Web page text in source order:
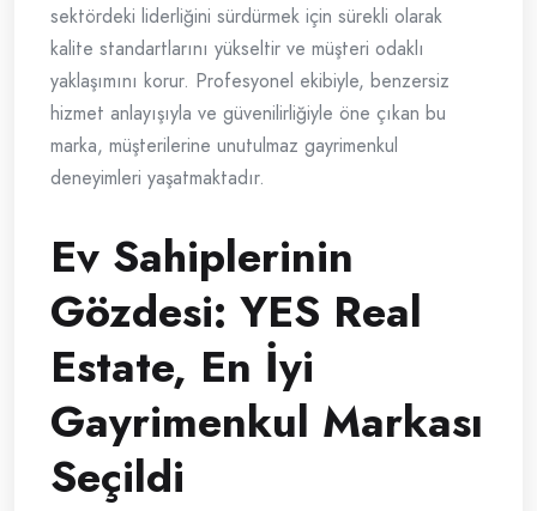
sektördeki liderliğini sürdürmek için sürekli olarak
kalite standartlarını yükseltir ve müşteri odaklı
yaklaşımını korur. Profesyonel ekibiyle, benzersiz
hizmet anlayışıyla ve güvenilirliğiyle öne çıkan bu
marka, müşterilerine unutulmaz gayrimenkul
deneyimleri yaşatmaktadır.
Ev Sahiplerinin
Gözdesi: YES Real
Estate, En İyi
Gayrimenkul Markası
Seçildi